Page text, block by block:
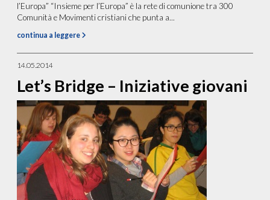
l’Europa” “Insieme per l’Europa” è la rete di comunione tra 300
Comunità e Movimenti cristiani che punta a...
continua a leggere
14.05.2014
Let’s Bridge – Iniziative giovani